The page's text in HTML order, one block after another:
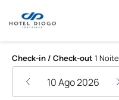
HOTEL DIOGO
Check-in / Check-out 1 Noite
10 Ago 2026